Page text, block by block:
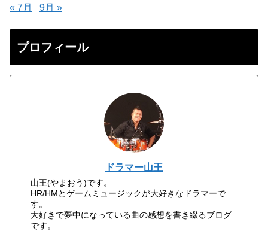
« 7月 9月 »
プロフィール
ドラマー山王
山王(やまおう)です。
HR/HMとゲームミュージックが大好きなドラマーで
す。
大好きで夢中になっている曲の感想を書き綴るブログ
です。